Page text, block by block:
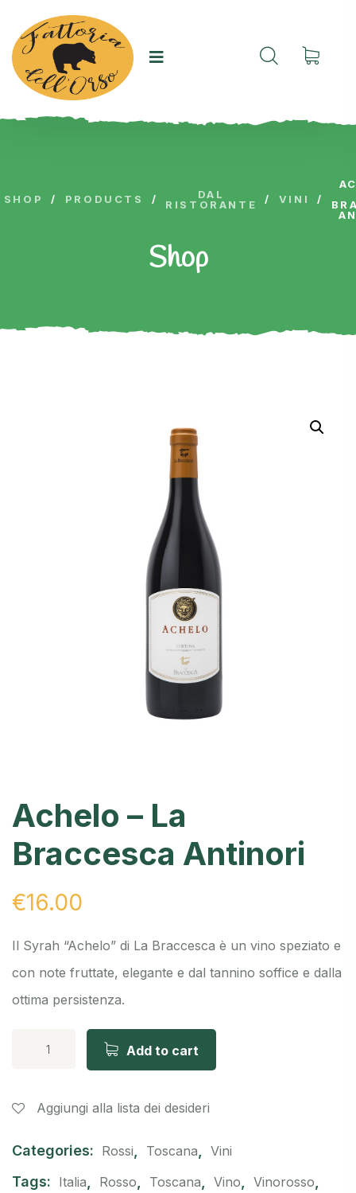
SHOP / PRODUCTS /
DAL
RISTORANTE
/ VINI /
Shop
Achelo – La
Braccesca Antinori
€16.00
Il Syrah “Achelo” di La Braccesca è un vino speziato e
con note fruttate, elegante e dal tannino soffice e dalla
ottima persistenza.
Add to cart
Aggiungi alla lista dei desideri
Categories: Rossi, Toscana, Vini
Tags: Italia, Rosso, Toscana, Vino, Vinorosso,